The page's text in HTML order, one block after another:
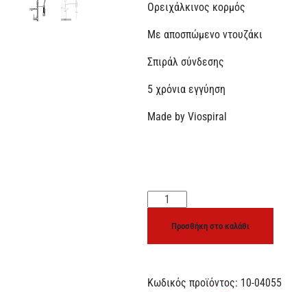
Ορειχάλκινος κορμός
Με αποσπώμενο ντουζάκι
Σπιράλ σύνδεσης
5 χρόνια εγγύηση
Made by Viospiral
Προσθήκη στο καλάθι
Κωδικός προϊόντος: 10-04055